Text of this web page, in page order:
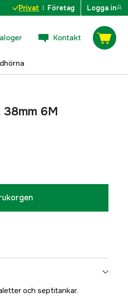
Privat Företag Logga in
Kontakt
6M
och septitankar.